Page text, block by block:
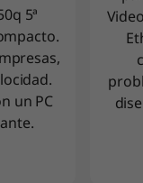
5ª
un PC